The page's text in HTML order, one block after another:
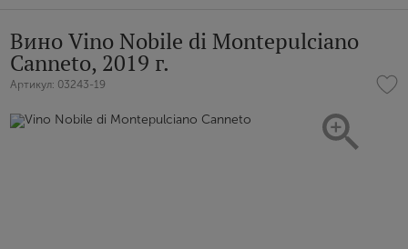
Вино Vino Nobile di Montepulciano
Canneto, 2019 г.
Артикул: 03243-19